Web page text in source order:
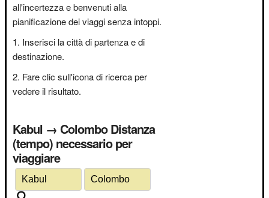
all'incertezza e benvenuti alla
pianificazione dei viaggi senza intoppi.
Inserisci la città di partenza e di
destinazione.
Fare clic sull'icona di ricerca per
vedere il risultato.
Kabul → Colombo Distanza
(tempo) necessario per
viaggiare